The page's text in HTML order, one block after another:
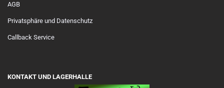
AGB
Privatsphäre und Datenschutz
Callback Service
KONTAKT UND LAGERHALLE